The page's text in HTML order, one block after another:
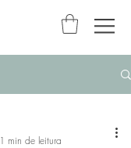
1 min de leitura